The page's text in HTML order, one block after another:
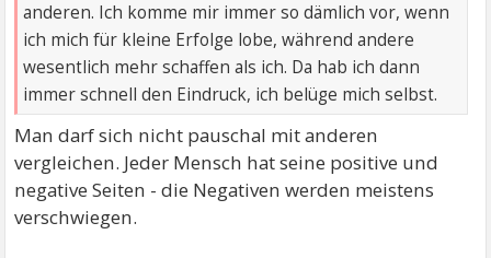
anderen. Ich komme mir immer so dämlich vor, wenn
ich mich für kleine Erfolge lobe, während andere
wesentlich mehr schaffen als ich. Da hab ich dann
immer schnell den Eindruck, ich belüge mich selbst.
Man darf sich nicht pauschal mit anderen
vergleichen. Jeder Mensch hat seine positive und
negative Seiten - die Negativen werden meistens
verschwiegen.